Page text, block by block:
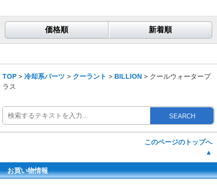
価格順 新着順
TOP > 冷却系パーツ > クーラント > BILLION > クールウォータープ
ラス
SEARCH
このページのトップへ
▲
お買い物情報